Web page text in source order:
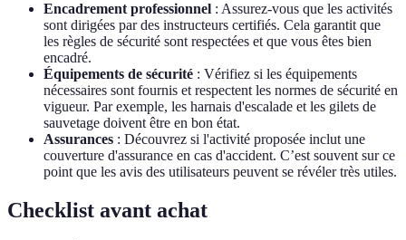
Encadrement professionnel : Assurez-vous que les activités
sont dirigées par des instructeurs certifiés. Cela garantit que
les règles de sécurité sont respectées et que vous êtes bien
encadré.
Équipements de sécurité : Vérifiez si les équipements
nécessaires sont fournis et respectent les normes de sécurité en
vigueur. Par exemple, les harnais d'escalade et les gilets de
sauvetage doivent être en bon état.
Assurances : Découvrez si l'activité proposée inclut une
couverture d'assurance en cas d'accident. C’est souvent sur ce
point que les avis des utilisateurs peuvent se révéler très utiles.
Checklist avant achat